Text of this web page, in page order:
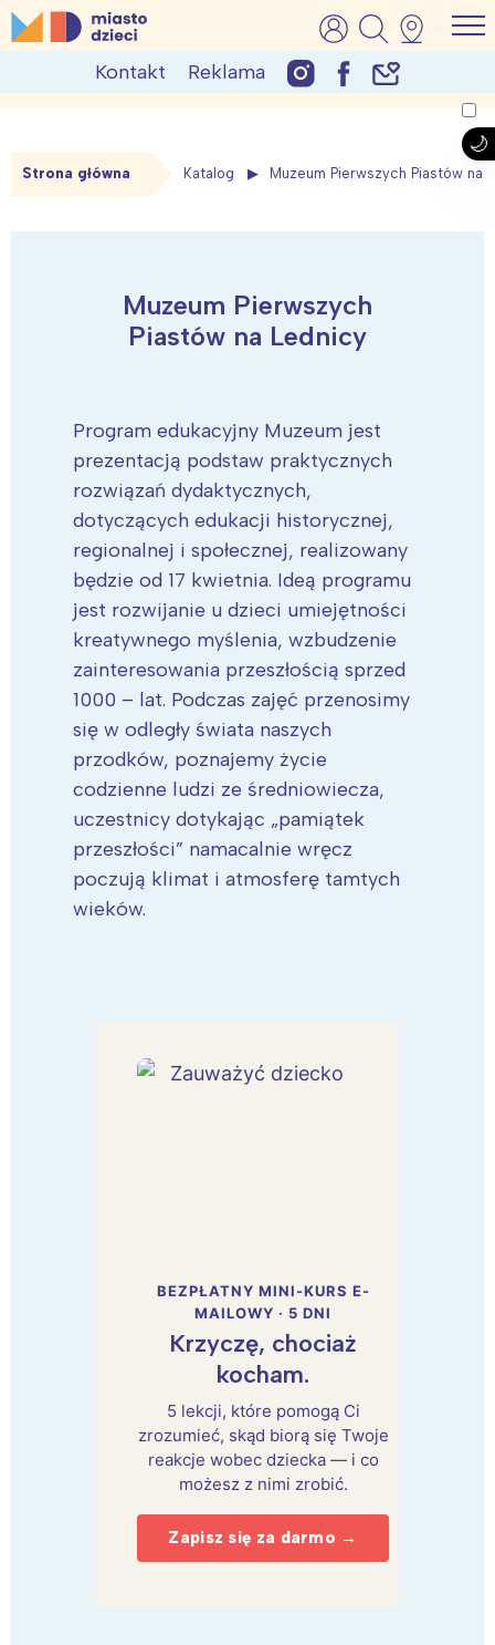
Skip
to
MiastoDzieci.pl
atrakcje dla dzieci, wydarzenia, imprezy rodzinne
Kontakt Reklama
Strona główna Katalog Muzeum Pierwszych Piastów na
Muzeum Pierwszych
Piastów na Lednicy
Program edukacyjny Muzeum jest
prezentacją podstaw praktycznych
rozwiązań dydaktycznych,
dotyczących edukacji historycznej,
regionalnej i społecznej, realizowany
będzie od 17 kwietnia. Ideą programu
jest rozwijanie u dzieci umiejętności
kreatywnego myślenia, wzbudzenie
zainteresowania przeszłością sprzed
1000 – lat. Podczas zajęć przenosimy
się w odległy świata naszych
przodków, poznajemy życie
codzienne ludzi ze średniowiecza,
uczestnicy dotykając „pamiątek
przeszłości” namacalnie wręcz
poczują klimat i atmosferę tamtych
wieków.
BEZPŁATNY MINI-KURS E-
MAILOWY · 5 DNI
Krzyczę, chociaż
kocham.
5 lekcji, które pomogą Ci
zrozumieć, skąd biorą się Twoje
reakcje wobec dziecka — i co
możesz z nimi zrobić.
Zapisz się za darmo →